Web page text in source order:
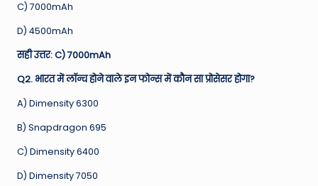
C) 7000mAh
D) 4500mAh
सही उत्तर: C) 7000mAh
Q2. भारत में लॉन्च होने वाले इन फोन्स में कौन सा प्रोसेसर होगा?
A) Dimensity 6300
B) Snapdragon 695
C) Dimensity 6400
D) Dimensity 7050